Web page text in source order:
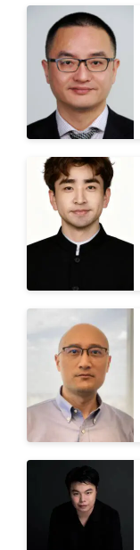
她拥有十余
场研究与品
后拓展至市
包括欧舒丹
盖时尚、奢
多个领域。
精通英、法
作，她与多
将市场与消
牌战略。
超15年的美
间采品类的
工具体系，
策略的制定
和最大价值创
蒋文隽,Hitcard
国
Babson
被 U.S. News
第一。职业
域：曾任职于
方面的咨询
负责品牌经
略、商业运
消费者视角
在高端洋酒
的包装采购